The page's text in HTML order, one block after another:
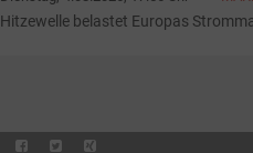
Hitzewelle belastet Europas